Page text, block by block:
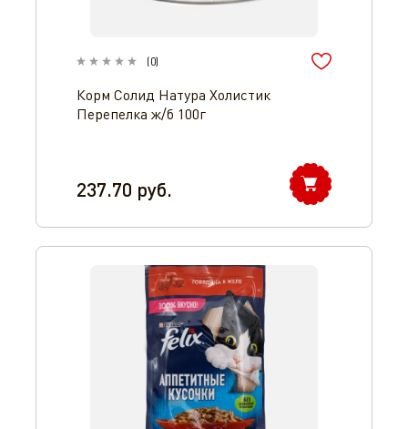
(0)
Корм Солид Натура Холистик
Перепелка ж/б 100г
237.70 руб.